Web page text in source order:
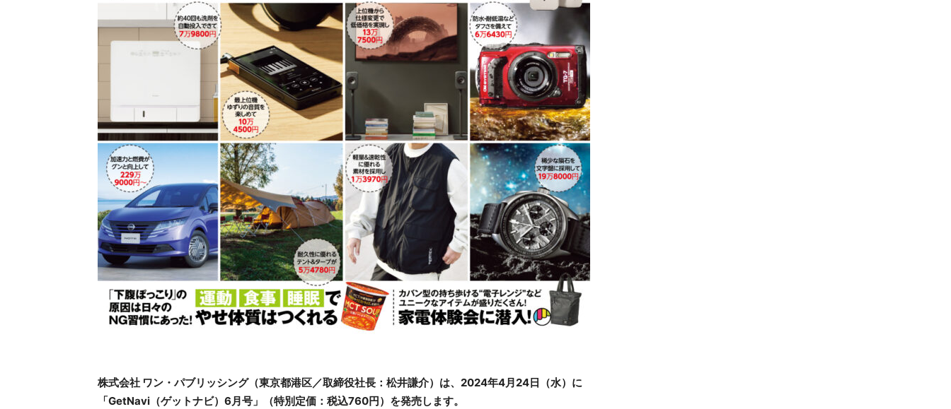
株式会社 ワン・パブリッシング（東京都港区／取締役社長：松井謙介）は、2024年4月24日（水）に
「GetNavi（ゲットナビ）6月号」（特別定価：税込760円）を発売します。